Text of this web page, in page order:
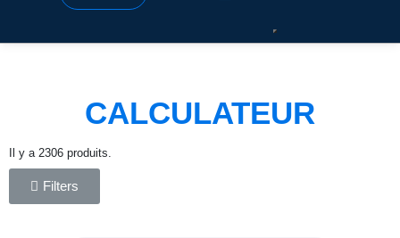
CALCULATEUR
Il y a 2306 produits.
Filters